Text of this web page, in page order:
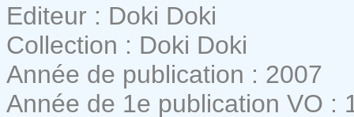
Editeur : Doki Doki
Collection : Doki Doki
Année de publication : 2007
Année de 1e publication VO :